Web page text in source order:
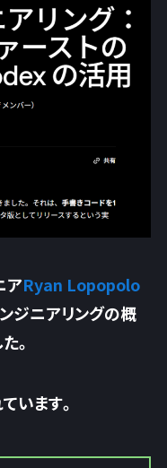
アRyan Lopopolo
ジニアリングの概
。
います。